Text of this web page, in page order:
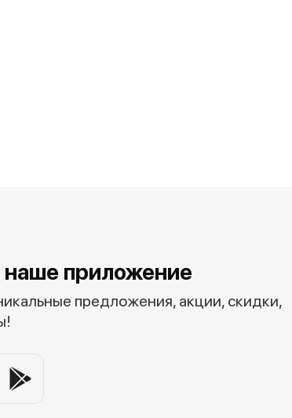
наше приложение
предложения, акции, скидки,